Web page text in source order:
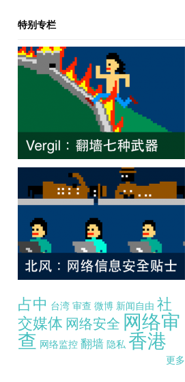
特别专栏
占中 台湾 审查 微博 新闻自由 社
交媒体 网络安全 网络审
查 网络监控 翻墙 隐私 香港
更多